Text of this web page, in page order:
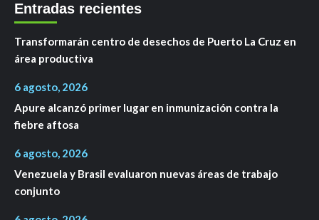
Entradas recientes
Transformarán centro de desechos de Puerto La Cruz en
área productiva
6 agosto, 2026
Apure alcanzó primer lugar en inmunización contra la
fiebre aftosa
6 agosto, 2026
Venezuela y Brasil evaluaron nuevas áreas de trabajo
conjunto